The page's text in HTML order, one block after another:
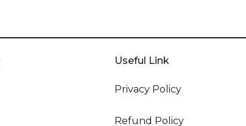
Useful Link
Privacy Policy
Refund Policy